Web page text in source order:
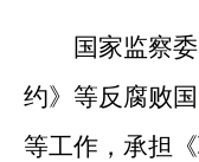
国家监察委
约》等反腐败
等工作，承担